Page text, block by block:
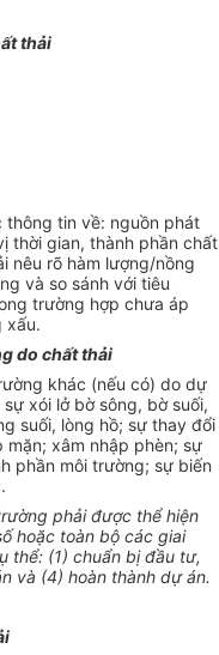
thải
thông tin về: nguồn phát
thời gian, thành phần chất
nêu rõ hàm lượng/nồng
và so sánh với tiêu
trường hợp chưa áp
xấu.
do chất thải
khác (nếu có) do dự
xói lở bờ sông, bờ suối,
suối, lòng hồ; sự thay đổi
xâm nhập phèn; sự
phần môi trường; sự biến
phải được thể hiện
hoặc toàn bộ các giai
thể: (1) chuẩn bị đầu tư,
và (4) hoàn thành dự án.